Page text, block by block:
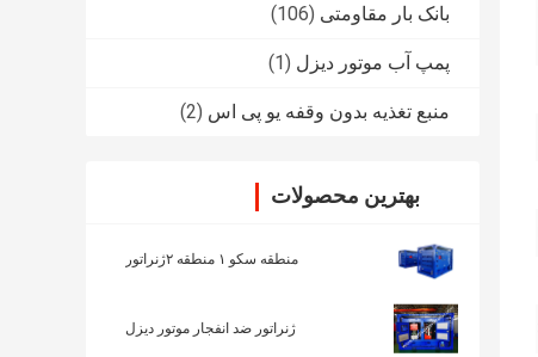
بانک بار مقاومتی (106)
پمپ آب موتور دیزل (1)
منبع تغذیه بدون وقفه یو پی اس (2)
بهترین محصولات
منطقه سکو ۱ منطقه ۲ژنراتور
ژنراتور ضد انفجار موتور دیزل